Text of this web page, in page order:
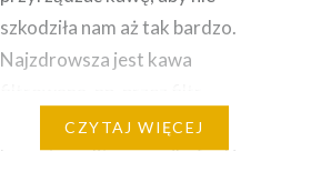
szkodziła nam aż tak bardzo.
Najzdrowsza jest kawa
papierowy. Filtrowanie usuwa z
kawy tzw. diterpeny (kafeol i
CZYTAJ WIĘCEJ